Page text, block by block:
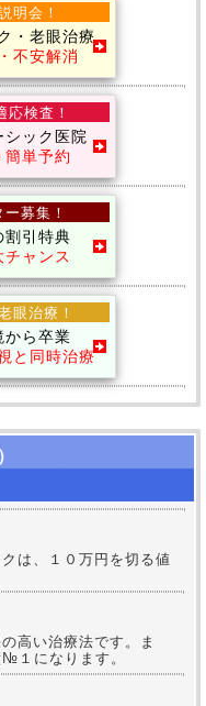
明会！
・老眼治療
不安解消
応検査！
シック医院
簡単予約
ー募集！
割引特典
チャンス
眼治療！
から卒業
と同時治療
は、１０万円を切る値
高い治療法です。ま
１になります。